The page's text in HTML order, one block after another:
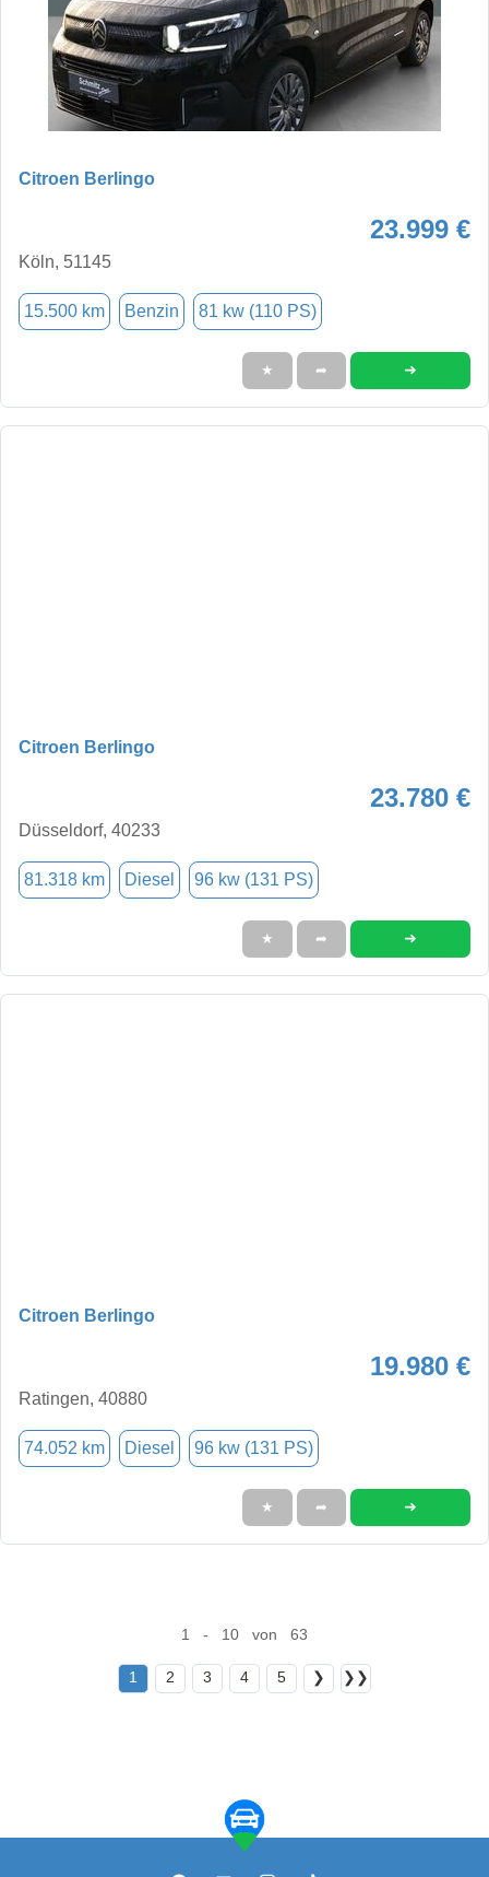
Citroen Berlingo
23.999 €
Köln, 51145
15.500 km Benzin 81 kw (110 PS)
★ ➦ ➜
Citroen Berlingo
23.780 €
Düsseldorf, 40233
81.318 km Diesel 96 kw (131 PS)
★ ➦ ➜
Citroen Berlingo
19.980 €
Ratingen, 40880
74.052 km Diesel 96 kw (131 PS)
★ ➦ ➜
1 - 10 von 63
1 2 3 4 5 ❯ ❯❯